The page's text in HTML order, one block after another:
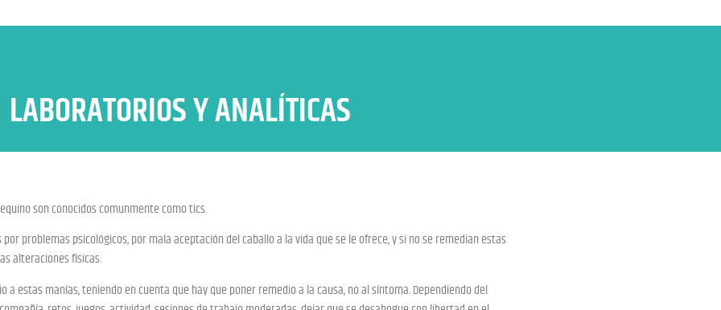
LABORATORIOS Y ANALÍTICAS
son conocidos comunmente como tics.
problemas psicológicos, por mala aceptación del caballo a la vida que se le ofrece, y si no se remedian estas
alteraciones físicas.
a estas manías, teniendo en cuenta que hay que poner remedio a la causa, no al síntoma. Dependiendo del